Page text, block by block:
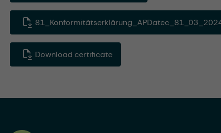
Download certificate